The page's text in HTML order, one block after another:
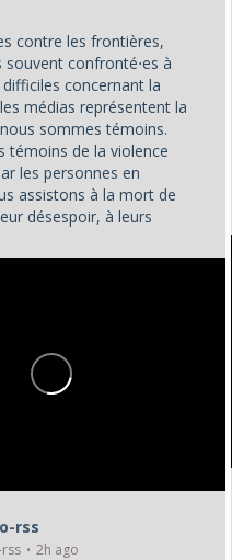
contre les frontières,
confronté⋅es à
concernant la
médias représentent la
sommes témoins.
témoins de la violence
les personnes en
assistons à la mort de
désespoir, à leurs
rss
2h ago